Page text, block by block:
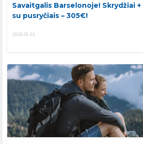
Savaitgalis Barselonoje! Skrydžiai
su pusryčiais – 305€!
2026-01-25